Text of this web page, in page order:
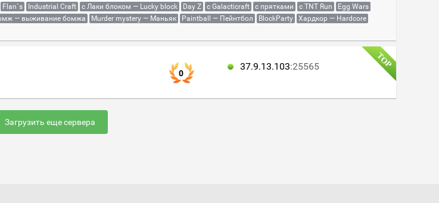
Flan`s Industrial Craft с Лаки блоком — Lucky block Day Z с Galacticraft с прятками с TNT Run
Egg Wars
— выживание бомжа Murder mystery — Маньяк Paintball — Пейнтбол BlockParty
Хардкор — Hardcore
0
37.9.13.103:25565
Загрузить еще сервера